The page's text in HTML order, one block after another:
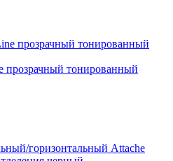
прозрачный тонированный